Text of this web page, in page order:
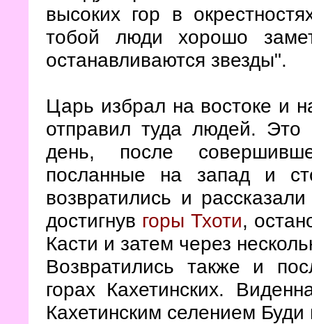
высоких гор в
тобой люди хорошо
останавливаются звезды".
Царь избрал на востоке и
отправил туда людей. Это
день, после
посланные на запад и
возвратились и
достигнув горы Тхоти,
Касти и затем через
Возвратились также и
горах Кахетинских.
Кахетинским селением